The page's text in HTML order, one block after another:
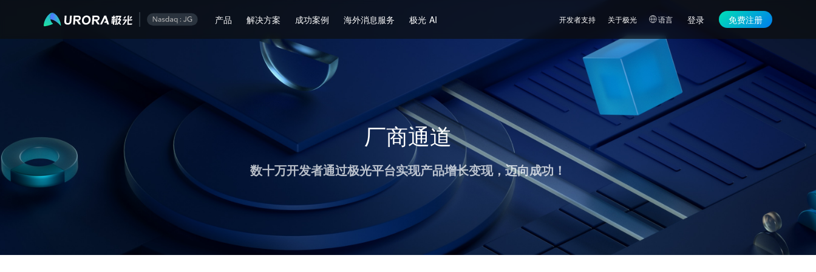
产品 解决方案 成功案例 海外消息服务 极光 AI 开发者支持 关于极光 语言 登录 免费注册
厂商通道
数十万开发者通过极光平台实现产品增长变现，迈向成功！